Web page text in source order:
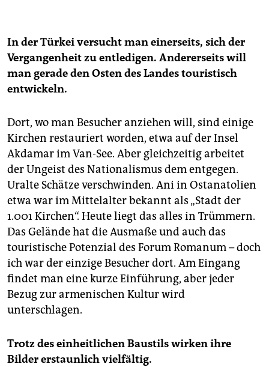
In der Türkei versucht man einerseits, sich der
Vergangenheit zu entledigen. Andererseits will
man gerade den Osten des Landes touristisch
entwickeln.
Dort, wo man Besucher anziehen will, sind einige
Kirchen restauriert worden, etwa auf der Insel
Akdamar im Van-See. Aber gleichzeitig arbeitet
der Ungeist des Nationalismus dem entgegen.
Uralte Schätze verschwinden. Ani in Ostanatolien
etwa war im Mittelalter bekannt als „Stadt der
1.001 Kirchen“. Heute liegt das alles in Trümmern.
Das Gelände hat die Ausmaße und auch das
touristische Potenzial des Forum Romanum – doch
ich war der einzige Besucher dort. Am Eingang
findet man eine kurze Einführung, aber jeder
Bezug zur armenischen Kultur wird
unterschlagen.
Trotz des einheitlichen Baustils wirken ihre
Bilder erstaunlich vielfältig.